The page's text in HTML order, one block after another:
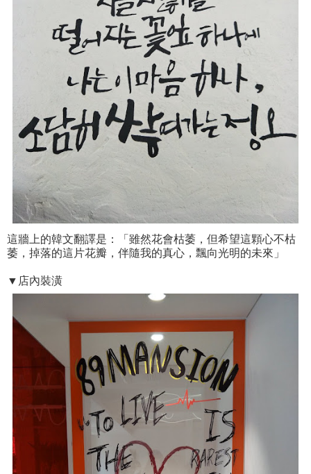
這牆上的韓文翻譯是：「雖然花會枯萎，但希望這顆心不枯
萎，掉落的這片花瓣，伴隨我的真心，飄向光明的未來」
▼店內裝潢